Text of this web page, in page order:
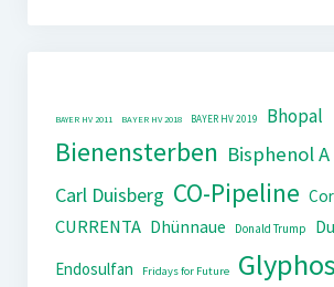
BAYER HV 2011 BAYER HV 2018 BAYER HV 2019 Bhopal
Bienensterben Bisphenol A
Carl Duisberg CO-Pipeline
CURRENTA Dhünnaue Donald Trump
Endosulfan
Fridays for Future